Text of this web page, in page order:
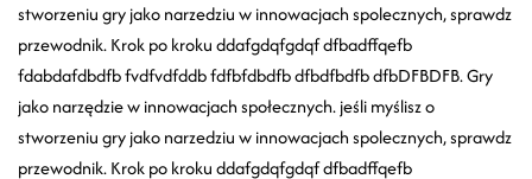
stworzeniu gry jako narzedziu w innowacjach spolecznych, sprawdz
przewodnik. Krok po kroku ddafgdqfgdqf dfbadffqefb
fdabdafdbdfb fvdfvdfddb fdfbfdbdfb dfbdfbdfb dfbDFBDFB. Gry
jako narzędzie w innowacjach społecznych. jeśli myślisz o
stworzeniu gry jako narzedziu w innowacjach spolecznych, sprawdz
przewodnik. Krok po kroku ddafgdqfgdqf dfbadffqefb